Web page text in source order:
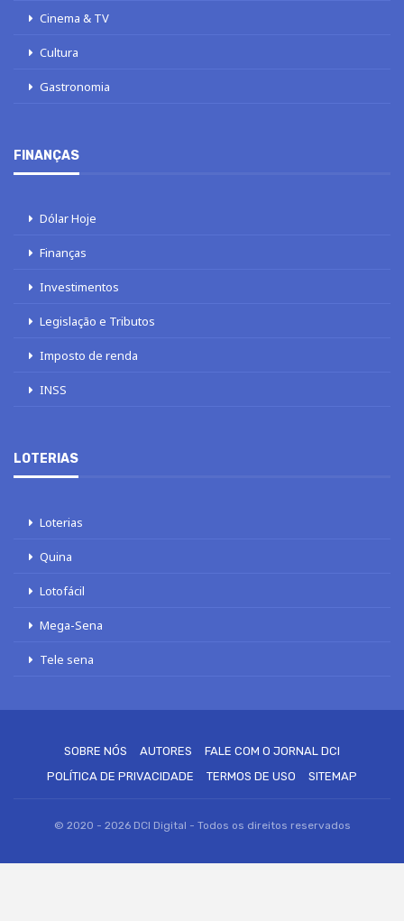
Cinema & TV
Cultura
Gastronomia
FINANÇAS
Dólar Hoje
Finanças
Investimentos
Legislação e Tributos
Imposto de renda
INSS
LOTERIAS
Loterias
Quina
Lotofácil
Mega-Sena
Tele sena
SOBRE NÓS AUTORES
FALE COM O JORNAL DCI
POLÍTICA DE PRIVACIDADE
TERMOS DE USO SITEMAP
© 2020 - 2026 DCI Digital - Todos os direitos reservados